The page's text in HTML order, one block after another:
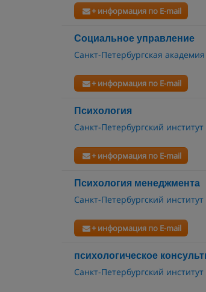
+ информация по E-mail
Социальное управление
Санкт-Петербургская
+ информация по E-mail
Психология
Санкт-Петербургский
+ информация по E-mail
Психология менеджмента
Санкт-Петербургский
+ информация по E-mail
психологическое
Санкт-Петербургский